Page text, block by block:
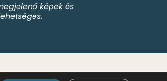
képek és